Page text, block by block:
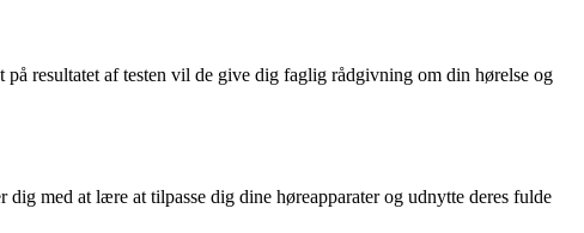
resultatet af testen vil de give dig faglig rådgivning om din hørelse og
med at lære at tilpasse dig dine høreapparater og udnytte deres fulde